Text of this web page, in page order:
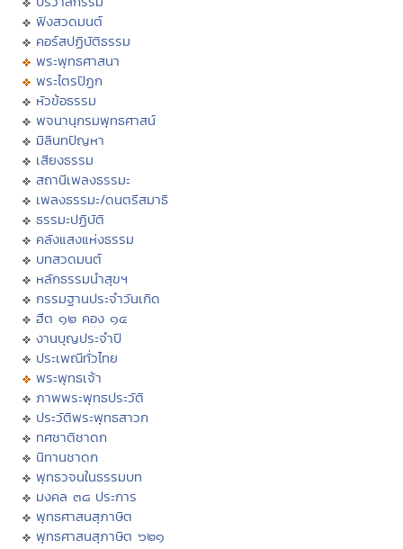
ฟังสวดมนต์
คอร์สปฏิบัติธรรม
พระพุทธศาสนา
พระไตรปิฏก
หัวข้อธรรม
พจนานุกรมพุทธศาสน์
มิลินทปัญหา
เสียงธรรม
สถานีเพลงธรรมะ
เพลงธรรมะ/ดนตรีสมาธิ
ธรรมะปฏิบัติ
คลังแสงแห่งธรรม
บทสวดมนต์
หลักธรรมนำสุขฯ
กรรมฐานประจำวันเกิด
ฮีต ๑๒ คอง ๑๔
งานบุญประจำปี
ประเพณีทั่วไทย
พระพุทธเจ้า
ภาพพระพุทธประวัติ
ประวัติพระพุทธสาวก
ทศชาติชาดก
นิทานชาดก
พุทธวจนในธรรมบท
มงคล ๓๘ ประการ
พุทธศาสนสุภาษิต
พุทธศาสนสุภาษิต ๖๒๑